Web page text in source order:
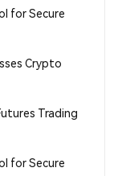
for Secure
Crypto
Trading
for Secure